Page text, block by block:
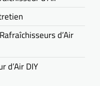
d’Air
d’Air DIY